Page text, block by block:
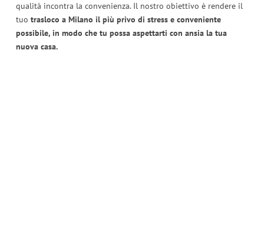
qualità incontra la convenienza. Il nostro obiettivo è rendere il
tuo trasloco a Milano il più privo di stress e conveniente
possibile, in modo che tu possa aspettarti con ansia la tua
nuova casa.